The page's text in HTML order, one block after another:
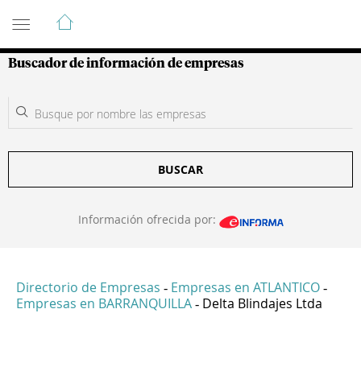
Guía de Empresas Colombianas
Buscador de información de empresas
BUSCAR
Información ofrecida por:
Directorio de Empresas - Empresas en ATLANTICO -
Empresas en BARRANQUILLA - Delta Blindajes Ltda